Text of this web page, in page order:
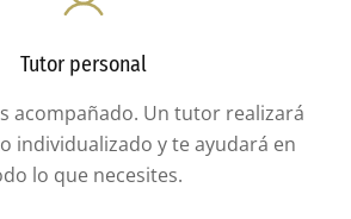
Tutor personal
acompañado. Un tutor realizará
individualizado y te ayudará en
lo que necesites.